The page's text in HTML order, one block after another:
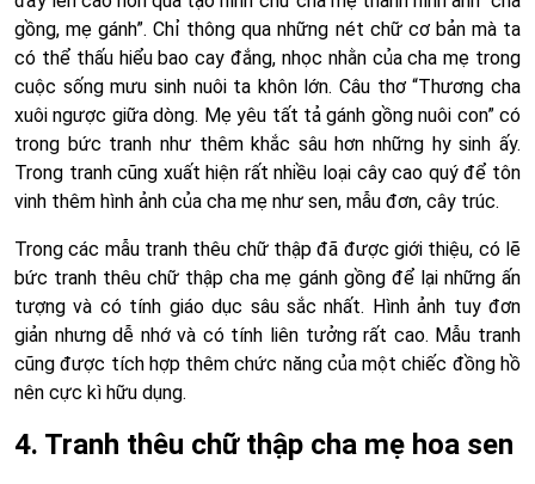
gồng, mẹ gánh”. Chỉ thông qua những nét chữ cơ bản mà ta
có thể thấu hiểu bao cay đắng, nhọc nhằn của cha mẹ trong
cuộc sống mưu sinh nuôi ta khôn lớn. Câu thơ “Thương cha
xuôi ngược giữa dòng. Mẹ yêu tất tả gánh gồng nuôi con” có
trong bức tranh như thêm khắc sâu hơn những hy sinh ấy.
Trong tranh cũng xuất hiện rất nhiều loại cây cao quý để tôn
vinh thêm hình ảnh của cha mẹ như sen, mẫu đơn, cây trúc.
Trong các mẫu tranh thêu chữ thập đã được giới thiệu, có lẽ
bức tranh thêu chữ thập cha mẹ gánh gồng để lại những ấn
tượng và có tính giáo dục sâu sắc nhất. Hình ảnh tuy đơn
giản nhưng dễ nhớ và có tính liên tưởng rất cao. Mẫu tranh
cũng được tích hợp thêm chức năng của một chiếc đồng hồ
nên cực kì hữu dụng.
4. Tranh thêu chữ thập cha mẹ hoa sen